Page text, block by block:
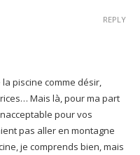
piscine comme désir,
Mais là, pour ma part
pour vos
pas aller en montagne
je comprends bien, mais
REPLY